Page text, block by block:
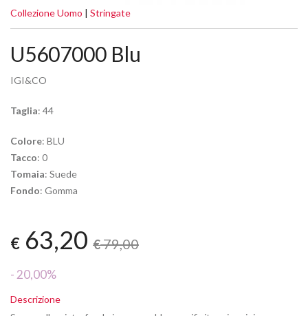
Collezione Uomo | Stringate
U5607000 Blu
IGI&CO
Taglia: 44
Colore: BLU
Tacco: 0
Tomaia: Suede
Fondo: Gomma
€ 63,20 €79,00
- 20,00%
Descrizione